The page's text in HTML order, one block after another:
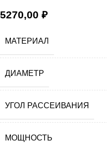
5270,00 ₽
МАТЕРИАЛ
ДИАМЕТР
УГОЛ РАССЕИВАНИЯ
МОЩНОСТЬ